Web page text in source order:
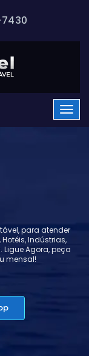
7430
para atender
Indústrias,
Agora, peça
mensal!